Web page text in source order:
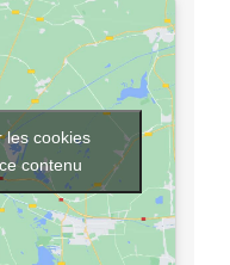
les cookies
contenu